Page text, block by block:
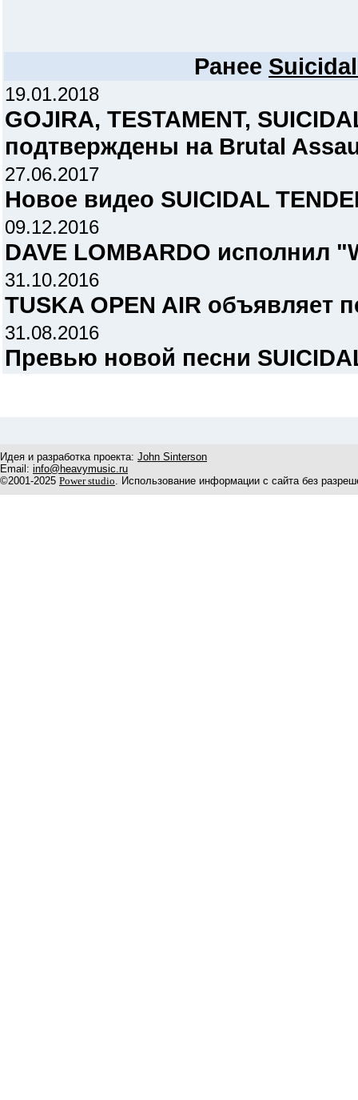
Ранее
19.01.2018
GOJIRA, TESTAMENT,
подтверждены на Brutal
27.06.2017
Новое видео SUICIDAL
09.12.2016
DAVE LOMBARDO исполнил
31.10.2016
TUSKA OPEN AIR объявляет
31.08.2016
Превью новой песни
Идея и разработка проекта: John Sinterson
Email: info@heavymusic.ru
©2001-2025 Power studio. Использование информации с сайта без